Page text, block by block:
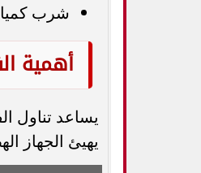
شرب
أهمية
يساعد تناول
يهيئ الجهاز